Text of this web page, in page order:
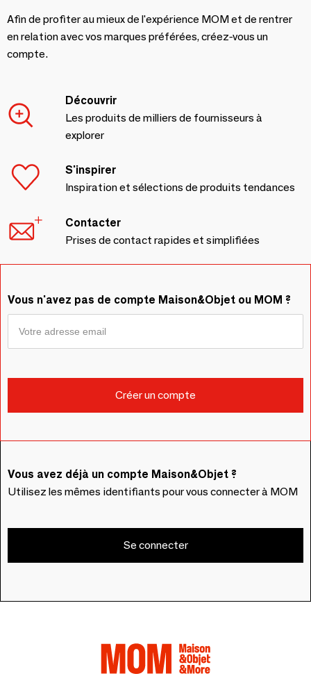
Afin de profiter au mieux de l'expérience MOM et de rentrer
en relation avec vos marques préférées, créez-vous un
compte.
Découvrir
Les produits de milliers de fournisseurs à
explorer
S'inspirer
Inspiration et sélections de produits tendances
Contacter
Prises de contact rapides et simplifiées
Vous n'avez pas de compte Maison&Objet ou MOM ?
Vous avez déjà un compte Maison&Objet ?
Utilisez les mêmes identifiants pour vous connecter à MOM
Se connecter